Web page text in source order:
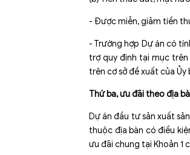
- Được miễn, giảm tiền
- Trường hợp Dự án có
trợ quy định tại mục
trên cơ sở đề xuất của
Thứ ba, ưu đãi theo địa
Dự án đầu tư sản xuất
thuộc địa bàn có điều
ưu đãi chung tại Khoản 1